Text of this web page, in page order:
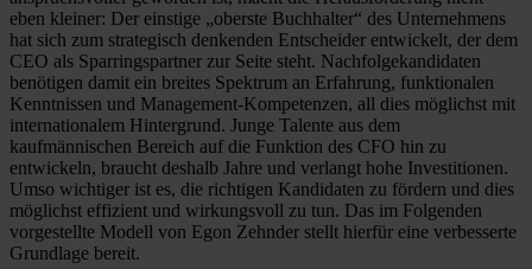
eben kleiner: Der einstige „oberste Buchhalter“ des Unternehmens
hat sich zum strategisch denkenden Entscheider entwickelt, der dem
CEO als Sparringspartner zur Seite steht. Nachfolgekandidaten
benötigen damit ein breites Spektrum an Erfahrung, funktionalen
Kenntnissen und Management-Kompetenzen, all dies möglichst mit
internationalem Hintergrund. Junge Talente aus dem
kaufmännischen Bereich auf die Funktion des CFO hin zu
entwickeln, braucht deshalb Jahre und verlangt hohe Investitionen.
Umso wichtiger ist es, die richtigen Kandidaten zu fördern und dies
möglichst effizient und wirkungsvoll zu tun. Das im Folgenden
vorgestellte Modell von Egon Zehnder stellt hierfür eine verbesserte
Grundlage bereit.